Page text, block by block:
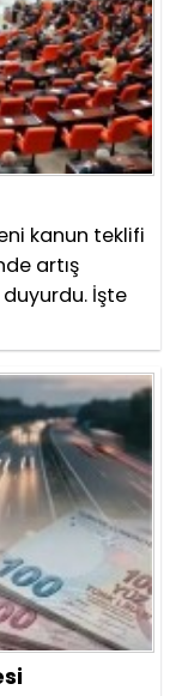
kanun teklifi
artış
İşte